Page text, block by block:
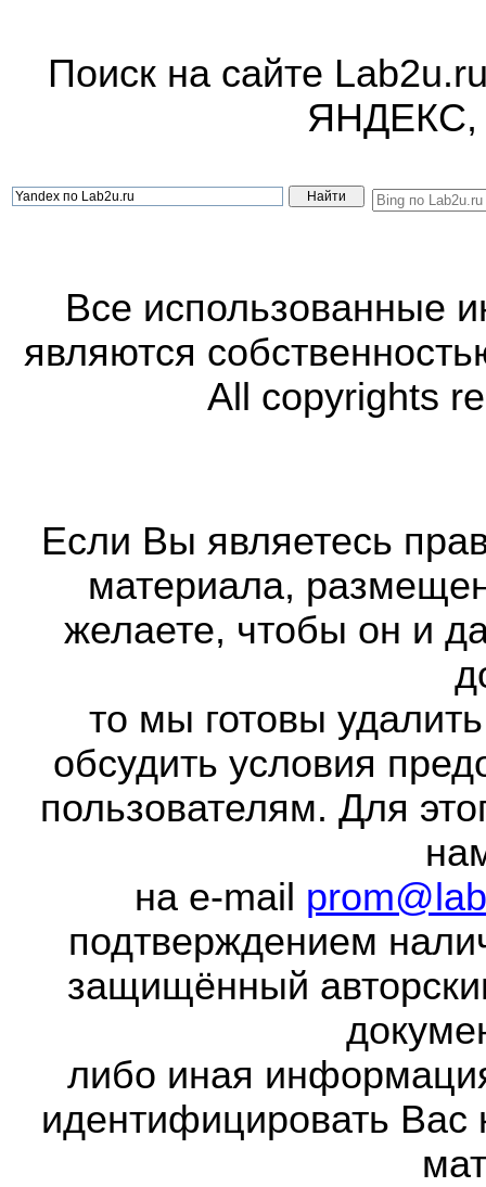
Поиск на сайте
ЯНДЕКС,
Все использованные
являются
All copyrights
Если Вы являетесь
материала,
желаете, чтобы он и
то мы готовы
обсудить условия
пользователям. Для
на e-mail
подтверждением
защищённый
либо иная
идентифицировать Вас